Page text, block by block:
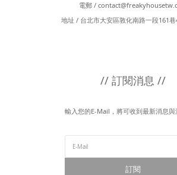
電郵 /
地址 / 台北市大安區敦化南路一段161
// 訂閱消息 //
輸入您的E-Mail，將可收到最新消息與
訂閱